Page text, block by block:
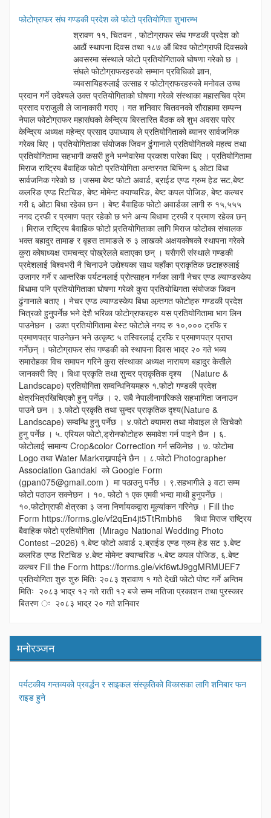
फोटोग्राफर संघ गण्डकी प्रदेश को फोटो प्रतियोगिता शुभारम्भ
श्रावण ११, चितवन , फोटोग्राफर संघ गण्डकी प्रदेश को
आठौं स्थापना दिवस तथा १८७ औं बिश्व फोटोग्राफी दिवसको
अवसरमा संस्थाले फोटो प्रतियोगिताको घोषणा गरेको छ ।
संघले फोटोग्राफरहरुको सम्मान प्रविधिको ज्ञान,
व्यवसायिहरुलाई उत्साह र फोटोग्राफरहरुको मनोवल उच्च
प्रदान गर्ने उदेश्यले उक्त प्रतियोगिताको घोषणा गरेको संस्थाका महासचिव प्रेम
प्रसाद पराजुली ले जानाकारी गराए । गत शनिवार चितवनको सौराहामा सम्पन्न
नेपाल फोटोग्राफर महासंघको केन्द्रिय बिस्तारित बैठक को शुभ अवसर पारेर
केन्द्रिय अध्यक्ष महेन्द्र प्रसाद उपाध्याय ले प्रतियोगिताको ब्यानर सार्वजनिक
गरेका थिए । प्रतियोगिताका संयोजक जिवन ढुंगानाले प्रतियोगितको महत्व तथा
प्रतियोगितामा सहभागी कसरी हुने भन्नेवारेमा प्रकाश पारेका थिए । प्रतियोगितामा
मिराज राष्ट्रिय बैवाहिक फोटो प्रतियोगिता अन्तरगत बिभिन्न ६ ओटा विधा
सार्वजनिक गरेको छ ।जसमा बेष्ट फोटो अवार्ड, ब्राईड एण्ड ग्रुम हेड सट,बेष्ट
कलरिङ एण्ड रिटचिङ, बेष्ट मोमेन्ट क्याप्चरिङ, बेष्ट कपल पोजिङ, बेष्ट कल्चर
गरी ६ ओटा बिधा रहेका छन । बेष्ट बैवाहिक फोटो अवार्डका लागी रु १५,५५५
नगद ट्रफी र प्रमाण पत्र रहेको छ भने अन्य बिधामा ट्रफी र प्रमाण रहेका छन्
। मिराज राष्ट्रिय बैवाहिक फोटो प्र्रतियोगिताका लागि मिराज फोटोका संचालक
भक्त बहादुर तामाङ र बृहस तामाङले रु ३ लाखको अक्षयकोषको स्थापना गरेको
कुरा कोषाध्यक्ष रामचन्द्र पोख्रेलले बताएका छन् । यसैगरी संस्थाले गण्डकी
प्रदेशलाई बिश्वभरी नै चिनाउने उद्येश्यका साथ यहाँका प्राकृतिक छटाहरुलाई
उजागर गर्ने र आन्तरिक पर्यटनलाई प्रोत्साहन गर्नका लागी नेचर एण्ड ल्याण्डस्केप
बिधामा पनि प्रतियोगिताका घोषणा गरेको कुरा प्रतियोथिगता संयोजक जिवन
ढुंगानाले बताए । नेचर एण्ड ल्याण्डस्केप बिधा अन्र्तगत फोटोहरु गण्डकी प्रदेश
भित्रको हुनुपर्नेछ भने देशै भरिका फोटोग्राफरहरु यस प्रतियोगितामा भाग लिन
पाउनेछन । उक्त प्रतियोगितामा बेस्ट फोटोले नगद रु १०,००० ट्रफि र
प्रमाणपत्र पाउनेछन भने उत्कृष्ट ५ तस्विरलाई ट्रफि र प्रमाणपत्र प्राप्त
गर्नेछन् । फोटोग्राफर संघ गण्डकी को स्थापना दिवस भाद्र २० गते भब्य
समारोहका विच समापन गरिने कुरा संस्थाका अध्यक्ष नारायण बहादुर केसीले
जानकारी दिए । बिधा प्रकृति तथा सुन्दर प्राकृतिक दृश्य (Nature &
Landscape) प्रतियोगिता सम्वन्धिनियमहरु १.फोटो गण्डकी प्रदेश
क्षेत्रभित्रखिचिएकोे हुनु पर्नेछ । २. सबै नेपालीनागरिकले सहभागिता जनाउन
पाउने छन । ३.फोटो प्रकृति तथा सुन्दर प्राकृतिक दृश्य(Nature &
Landscape) सम्वन्धि हुनु पर्नेछ । ४.फोटो क्यामरा तथा मोवाइल ले खिचेको
हुनु पर्नेछ । ५. एरियल फोटो,ड्रोनफोटोहरु समावेश गर्न पाइने छैन । ६.
फोटोलाई सामान्य Crop&color Correction गर्न सकिनेछ । ७. फोटोमा
Logo तथा Water Markराख्नपाईने छैन । ८.फोटो Photographer
Association Gandaki को Google Form
(gpan075@gmail.com ) मा पठाउनु पर्नेछ । ९.सहभागीले ३ वटा सम्म
फोटो पठाउन सक्नेछन । १०. फोटो १ एक एमवी भन्दा माथी हुनुपर्नेछ ।
१०.फोटोग्राफी क्षेत्रका ३ जना निर्णायकद्वारा मूल्यांकन गरिनेछ । Fill the
Form https://forms.gle/vf2qEn4jt5TtRmbh6 बिधा मिराज राष्ट्रिय
बैवाहिक फोटो प्रतियोगिता (Mirage National Wedding Photo
Contest –2026) १.बेष्ट फोटो अवार्ड २.ब्राईड एण्ड ग्रुम हेड सट ३.बेष्ट
कलरिङ एण्ड रिटचिङ ४.बेष्ट मोमेन्ट क्याप्चरिङ ५.बेष्ट कपल पोजिङ, ६.बेष्ट
कल्चर Fill the Form https://forms.gle/vkf6wtJ9ggMRMUEF7
प्रतियोगिता शुरु शुरु मितिः २०८३ श्रावाण १ गते देखी फोटो पोष्ट गर्ने अन्तिम
मितिः २०८३ भाद्र १२ गते राती १२ बजे सम्म नतिजा प्रकाशन तथा पुरस्कार
बितरण ः २०८३ भाद्र २० गते शनिवार
मनोरञ्जन
पर्यटकीय गन्तव्यको प्रवर्द्धन र साइकल संस्कृतिको विकासका लागि शनिबार फन
राइड हुने